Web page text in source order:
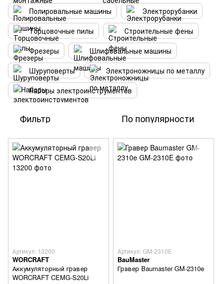
Полировальные машины
Электрорубанки
Торцовочные пилы
Строительные фены
Фрезеры
Шлифовальные машины
Шуруповерты
Электроножницы по металлу
Наборы электроинструментов
Фильтр По популярности
Артикул: 13200
WORCRAFT
Аккумуляторный гравер
WORCRAFT CEMG-S20Li
Артикул: GM-2310E
BauMaster
Гравер Baumaster GM-2310e